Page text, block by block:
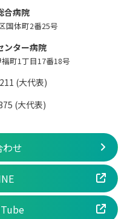
合病院
国体町2番25号
ンター病院
町1丁目17番18号
(大代表)
(大代表)
わせ